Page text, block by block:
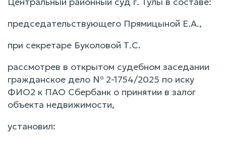
председательствующего Прямицыной Е.А.,
при секретаре Буколовой Т.С.
рассмотрев в открытом судебном заседании
гражданское дело № 2-1754/2025 по иску
ФИО2 к ПАО Сбербанк о принятии в залог
объекта недвижимости,
установил: